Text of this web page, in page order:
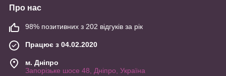
Про нас
98% позитивних з 202 відгуків за рік
Працює з 04.02.2020
м. Дніпро
Запорізьке шосе 48, Дніпро, Україна